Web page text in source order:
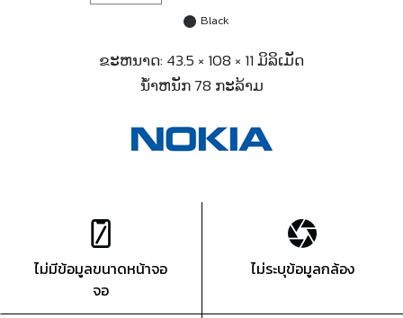
Black
ຂະຫນາດ: 43.5 × 108 × 11 ມິລິເມັດ
ນ້ຳຫນັກ 78 ກະລ້າມ
ไม่มีข้อมูลขนาดหน้าจอ
จอ
ไม่ระบุข้อมูลกล้อง